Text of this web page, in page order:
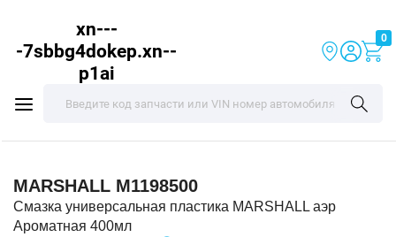
xn---
-7sbbg4dokep.xn--
p1ai
0
MARSHALL M1198500
Смазка универсальная пластика MARSHALL аэр
Ароматная 400мл